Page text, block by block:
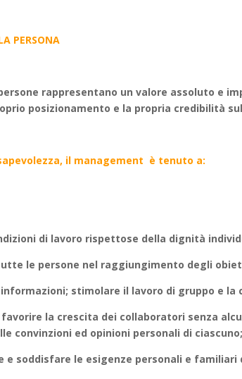
PERSONA
rappresentano un valore assoluto e
posizionamento e la propria credibilità
il management è tenuto a:
di lavoro rispettose della dignità
le persone nel raggiungimento degli
stimolare il lavoro di gruppo e la
la crescita dei collaboratori senza
convinzioni ed opinioni personali di ciascuno;
e soddisfare le esigenze personali e